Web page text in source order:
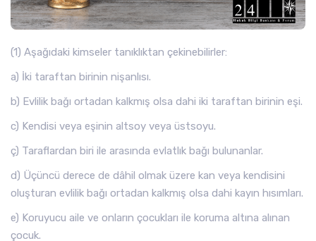
(1) Aşağıdaki kimseler tanıklıktan çekinebilirler:
a) İki taraftan birinin nişanlısı.
b) Evlilik bağı ortadan kalkmış olsa dahi iki taraftan birinin eşi.
c) Kendisi veya eşinin altsoy veya üstsoyu.
ç) Taraflardan biri ile arasında evlatlık bağı bulunanlar.
d) Üçüncü derece de dâhil olmak üzere kan veya kendisini
oluşturan evlilik bağı ortadan kalkmış olsa dahi kayın hısımları.
e) Koruyucu aile ve onların çocukları ile koruma altına alınan
çocuk.